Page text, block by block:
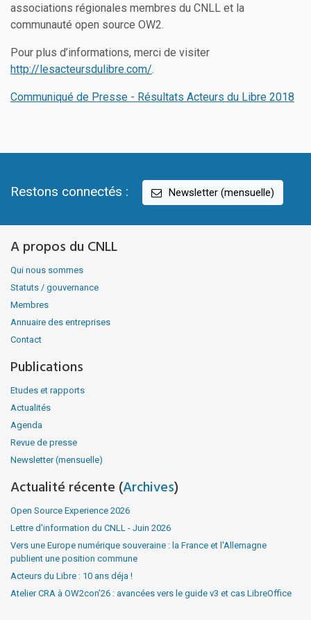
associations régionales membres du CNLL et la
communauté open source OW2.
Pour plus d’informations, merci de visiter
http://lesacteursdulibre.com/.
Communiqué de Presse - Résultats Acteurs du Libre 2018
Restons connectés : Newsletter (mensuelle)
A propos du CNLL
Qui nous sommes
Statuts / gouvernance
Membres
Annuaire des entreprises
Contact
Publications
Etudes et rapports
Actualités
Agenda
Revue de presse
Newsletter (mensuelle)
Actualité récente (Archives)
Open Source Experience 2026
Lettre d'information du CNLL - Juin 2026
Vers une Europe numérique souveraine : la France et l'Allemagne
publient une position commune
Acteurs du Libre : 10 ans déja !
Atelier CRA à OW2con’26 : avancées vers le guide v3 et cas LibreOffice